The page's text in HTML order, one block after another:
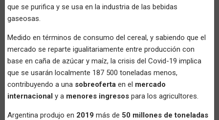
que se purifica y se usa en la industria de las bebidas
gaseosas.
Medido en términos de consumo del cereal, y sabiendo que el
mercado se reparte igualitariamente entre producción con
base en caña de azúcar y maíz, la crisis del Covid-19 implica
que se usarán localmente 187 500 toneladas menos,
contribuyendo a una sobreoferta en el mercado
internacional y a menores ingresos para los agricultores.
Argentina produjo en 2019 más de 50 millones de toneladas